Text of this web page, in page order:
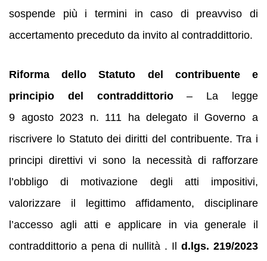
sospende più i termini in caso di preavviso di
accertamento preceduto da invito al contraddittorio.
Riforma dello Statuto del contribuente e
principio del contraddittorio– La legge
9 agosto 2023 n. 111 ha delegato il Governo a
riscrivere lo Statuto dei diritti del contribuente. Tra i
principi direttivi vi sono la necessità di rafforzare
l’obbligo di motivazione degli atti impositivi,
valorizzare il legittimo affidamento, disciplinare
l’accesso agli atti e applicare in via generale il
contraddittorio a pena di nullità . Il d.lgs. 219/2023